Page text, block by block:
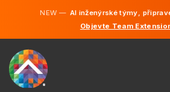
NEW —AI inženýrské týmy,
Objevte Team